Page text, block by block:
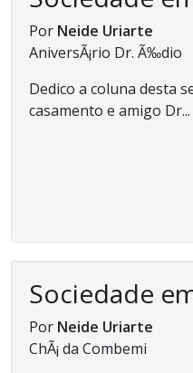
Por Neide Uriarte
AniversÃ¡rio Dr. Ã‰dio
Dedico a coluna desta
casamento e amigo Dr...
Sociedade
Por Neide Uriarte
ChÃ¡ da Combemi